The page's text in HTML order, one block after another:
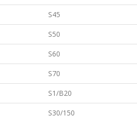
S45
S50
S60
S70
S1/B20
S30/150